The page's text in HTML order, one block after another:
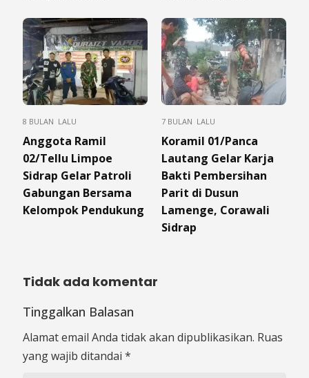
8 BULAN LALU
Anggota Ramil
02/Tellu Limpoe
Sidrap Gelar Patroli
Gabungan Bersama
Kelompok Pendukung
7 BULAN LALU
Koramil 01/Panca
Lautang Gelar Karja
Bakti Pembersihan
Parit di Dusun
Lamenge, Corawali
Sidrap
Tidak ada komentar
Tinggalkan Balasan
Alamat email Anda tidak akan dipublikasikan. Ruas
yang wajib ditandai *